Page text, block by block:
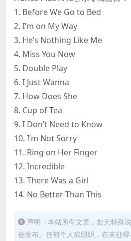
1. Before We Go to Bed
2. I’m on My Way
3. He’s Nothing Like Me
4. Miss You Now
5. Double Play
6. I Just Wanna
7. How Does She
8. Cup of Tea
9. I Don’t Need to Know
10. I’m Not Sorry
11. Ring on Her Finger
12. Incredible
13. There Was a Girl
14. No Better Than This
声明：本站所有文章，如无特殊
创发布。任何个人或组织，在未征